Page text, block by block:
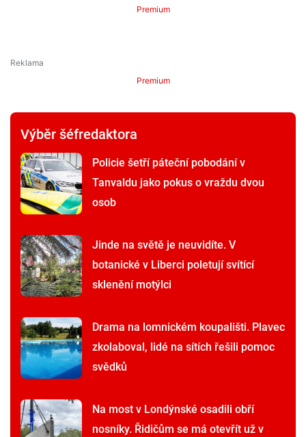
Premium
Premium
Výběr šéfredaktora
Policie šetří páteční pobodání v
Tanvaldu jako pokus o vraždu dvou
osob
Jinde na světě je neuvidíte. V
botanické v Liberci poletují svítící
sklenění motýlci
Drama na lomnickém koupališti. Plavec
zkolaboval, lidé na sítích řešili pomoc
svědků
Na most v Londýnské osadili obří
nosníky. Řidičům se má otevřít už v